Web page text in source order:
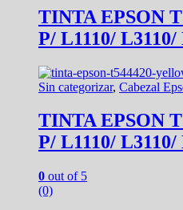
TINTA EPSON
P/ L1110/
Sin categorizar, Cabezal
TINTA EPSON
P/ L1110/
0 out of 5
(0)